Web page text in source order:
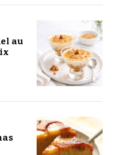
au